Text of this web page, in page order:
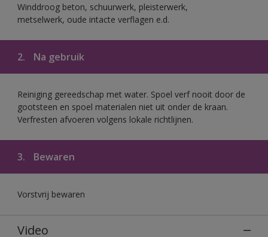
Winddroog beton, schuurwerk, pleisterwerk,
metselwerk, oude intacte verflagen e.d.
2. Na gebruik
Reiniging gereedschap met water. Spoel verf nooit door de
gootsteen en spoel materialen niet uit onder de kraan.
Verfresten afvoeren volgens lokale richtlijnen.
3. Bewaren
Vorstvrij bewaren
Video